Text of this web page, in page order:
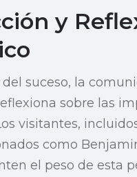
y
del suceso, la
sobre las
visitantes,
como
el peso de esta